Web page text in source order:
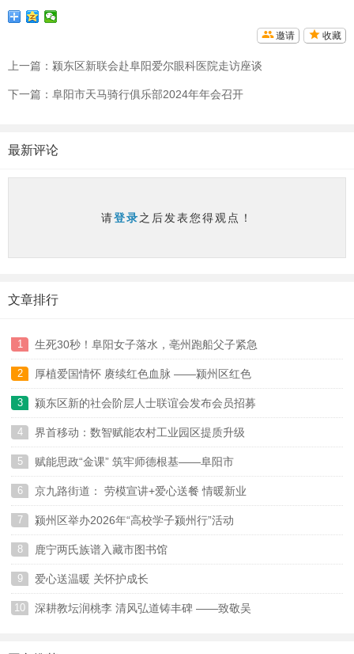
收藏
邀请
上一篇： 颍东区新联会赴阜阳爱尔眼科医院走访座谈
下一篇： 阜阳市天马骑行俱乐部2024年年会召开
最新评论
请登录之后发表您得观点！
文章排行
1 生死30秒！阜阳女子落水，亳州跑船父子紧急
2 厚植爱国情怀 赓续红色血脉 ——颍州区红色
3 颍东区新的社会阶层人士联谊会发布会员招募
4 界首移动：数智赋能农村工业园区提质升级
5 赋能思政“金课” 筑牢师德根基——阜阳市
6 京九路街道： 劳模宣讲+爱心送餐 情暖新业
7 颍州区举办2026年“高校学子颍州行”活动
8 鹿宁两氏族谱入藏市图书馆
9 爱心送温暖 关怀护成长
10 深耕教坛润桃李 清风弘道铸丰碑 ——致敬吴